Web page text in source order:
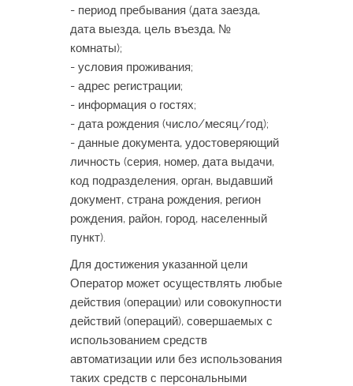
- период пребывания (дата заезда,
дата выезда, цель въезда, №
комнаты);
- условия проживания;
- адрес регистрации;
- информация о гостях;
- дата рождения (число/месяц/год);
- данные документа, удостоверяющий
личность (серия, номер, дата выдачи,
код подразделения, орган, выдавший
документ, страна рождения, регион
рождения, район, город, населенный
пункт).
Для достижения указанной цели
Оператор может осуществлять любые
действия (операции) или совокупности
действий (операций), совершаемых с
использованием средств
автоматизации или без использования
таких средств с персональными